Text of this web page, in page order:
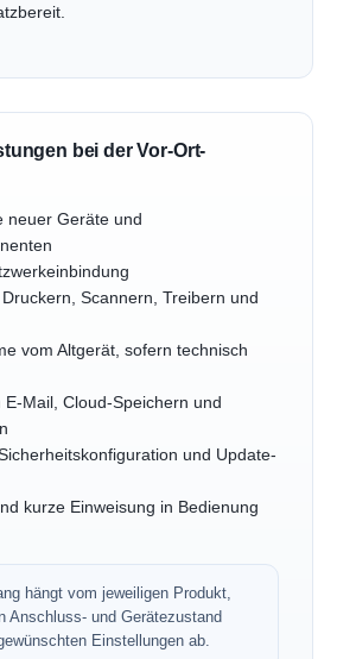
bei der Vor-Ort-
neuer Geräte und
Druckern, Scannern, Treibern und
vom Altgerät, sofern technisch
E-Mail, Cloud-Speichern und
und Update-
kurze Einweisung in Bedienung
hängt vom jeweiligen Produkt,
Anschluss- und Gerätezustand
Einstellungen ab.